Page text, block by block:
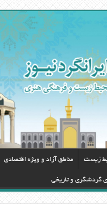
زيست مناطق آزاد و ویژه اقتصادی
گردشگری و تاریخی